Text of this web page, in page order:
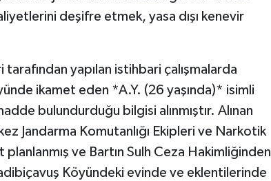
deşifre etmek, yasa dışı kenevir
tarafından yapılan istihbari çalışmalarda
ikamet eden *A.Y. (26 yaşında)* isimli
bulundurduğu bilgisi alınmıştır. Alınan
Jandarma Komutanlığı Ekipleri ve Narkotik
planlanmış ve Bartın Sulh Ceza Hakimliğinden
Köyündeki evinde ve eklentilerinde